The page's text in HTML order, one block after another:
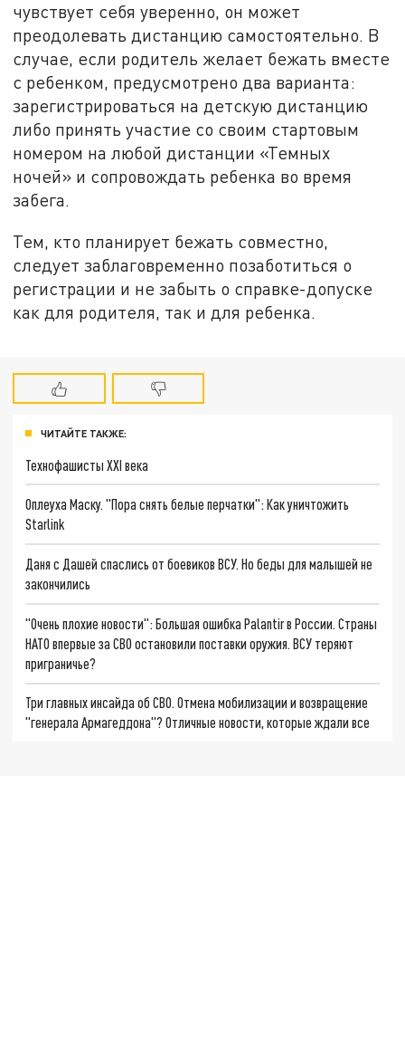
чувствует себя уверенно, он может
преодолевать дистанцию самостоятельно. В
случае, если родитель желает бежать вместе
с ребенком, предусмотрено два варианта:
зарегистрироваться на детскую дистанцию
либо принять участие со своим стартовым
номером на любой дистанции «Темных
ночей» и сопровождать ребенка во время
забега.
Тем, кто планирует бежать совместно,
следует заблаговременно позаботиться о
регистрации и не забыть о справке-допуске
как для родителя, так и для ребенка.
ЧИТАЙТЕ ТАКЖЕ:
Технофашисты XXI века
Оплеуха Маску. "Пора снять белые перчатки": Как уничтожить
Starlink
Даня с Дашей спаслись от боевиков ВСУ. Но беды для малышей не
закончились
"Очень плохие новости": Большая ошибка Palantir в России. Страны
НАТО впервые за СВО остановили поставки оружия. ВСУ теряют
приграничье?
Три главных инсайда об СВО. Отмена мобилизации и возвращение
"генерала Армагеддона"? Отличные новости, которые ждали все